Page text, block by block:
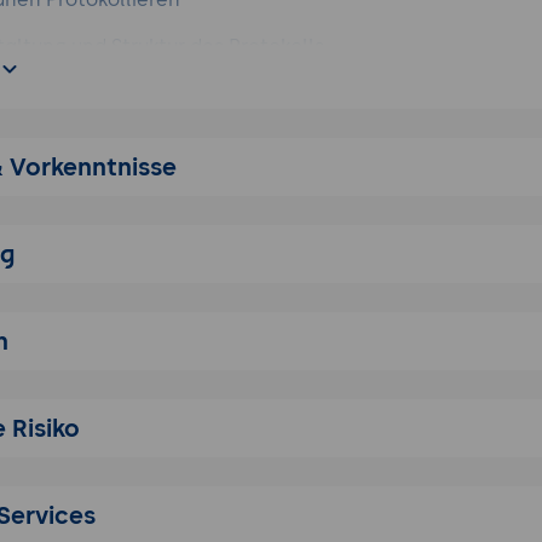
korrekt strukturieren, schreiben und gestalten
erstellen
Vorkenntnisse
Risiko